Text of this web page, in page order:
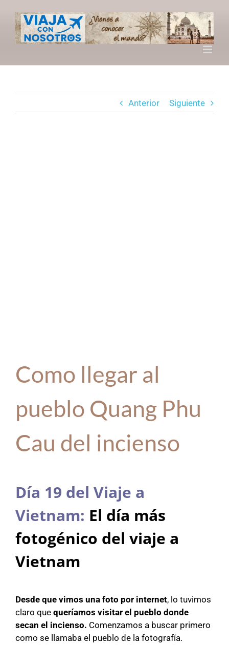
contenido
Anterior Siguiente
Como llegar al
pueblo Quang Phu
Cau del incienso
Día 19 del Viaje a
Vietnam: El día más
fotogénico del viaje a
Vietnam
Desde que vimos una foto por internet, lo tuvimos
claro que queríamos visitar el pueblo donde
secan el incienso. Comenzamos a buscar primero
como se llamaba el pueblo de la fotografía.